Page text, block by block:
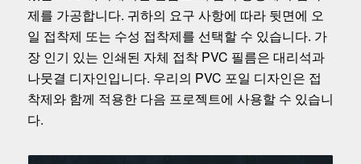
제를 가공합니다. 귀하의 요구 사항에 따라 뒷면에 오
일 접착제 또는 수성 접착제를 선택할 수 있습니다. 가
장 인기 있는 인쇄된 자체 접착 PVC 필름은 대리석과
나뭇결 디자인입니다. 우리의 PVC 포일 디자인은 접
착제와 함께 적용한 다음 프로젝트에 사용할 수 있습니
다.